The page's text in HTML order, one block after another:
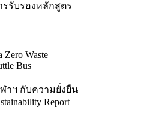
รรับรองหลักสูตร
Zero Waste
Bus
าฯ กับความยั่งยืน
Report